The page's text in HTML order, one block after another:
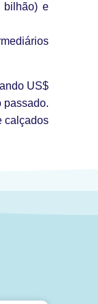
bilhão) e
US$
passado.
calçados